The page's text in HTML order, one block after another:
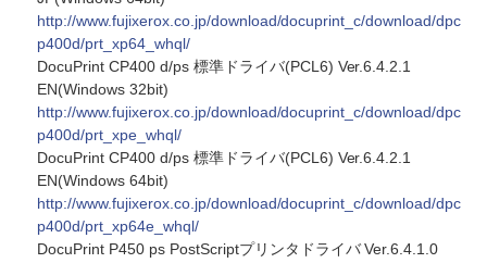
http://www.fujixerox.co.jp/download/docuprint_c/download/dpc
p400d/prt_xp64_whql/
DocuPrint CP400 d/ps 標準ドライバ(PCL6) Ver.6.4.2.1
EN(Windows 32bit)
http://www.fujixerox.co.jp/download/docuprint_c/download/dpc
p400d/prt_xpe_whql/
DocuPrint CP400 d/ps 標準ドライバ(PCL6) Ver.6.4.2.1
EN(Windows 64bit)
http://www.fujixerox.co.jp/download/docuprint_c/download/dpc
p400d/prt_xp64e_whql/
DocuPrint P450 ps PostScriptプリンタドライバ Ver.6.4.1.0